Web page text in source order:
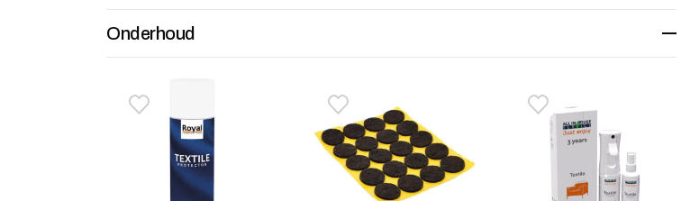
Onderhoud
Toevoegen aan verlanglijstje
Verwijderen van verlanglijst Toevoegen aan verlanglijstje
Verwijderen van verlanglijst Toevoegen aan
Verwijderen van verlanglijst